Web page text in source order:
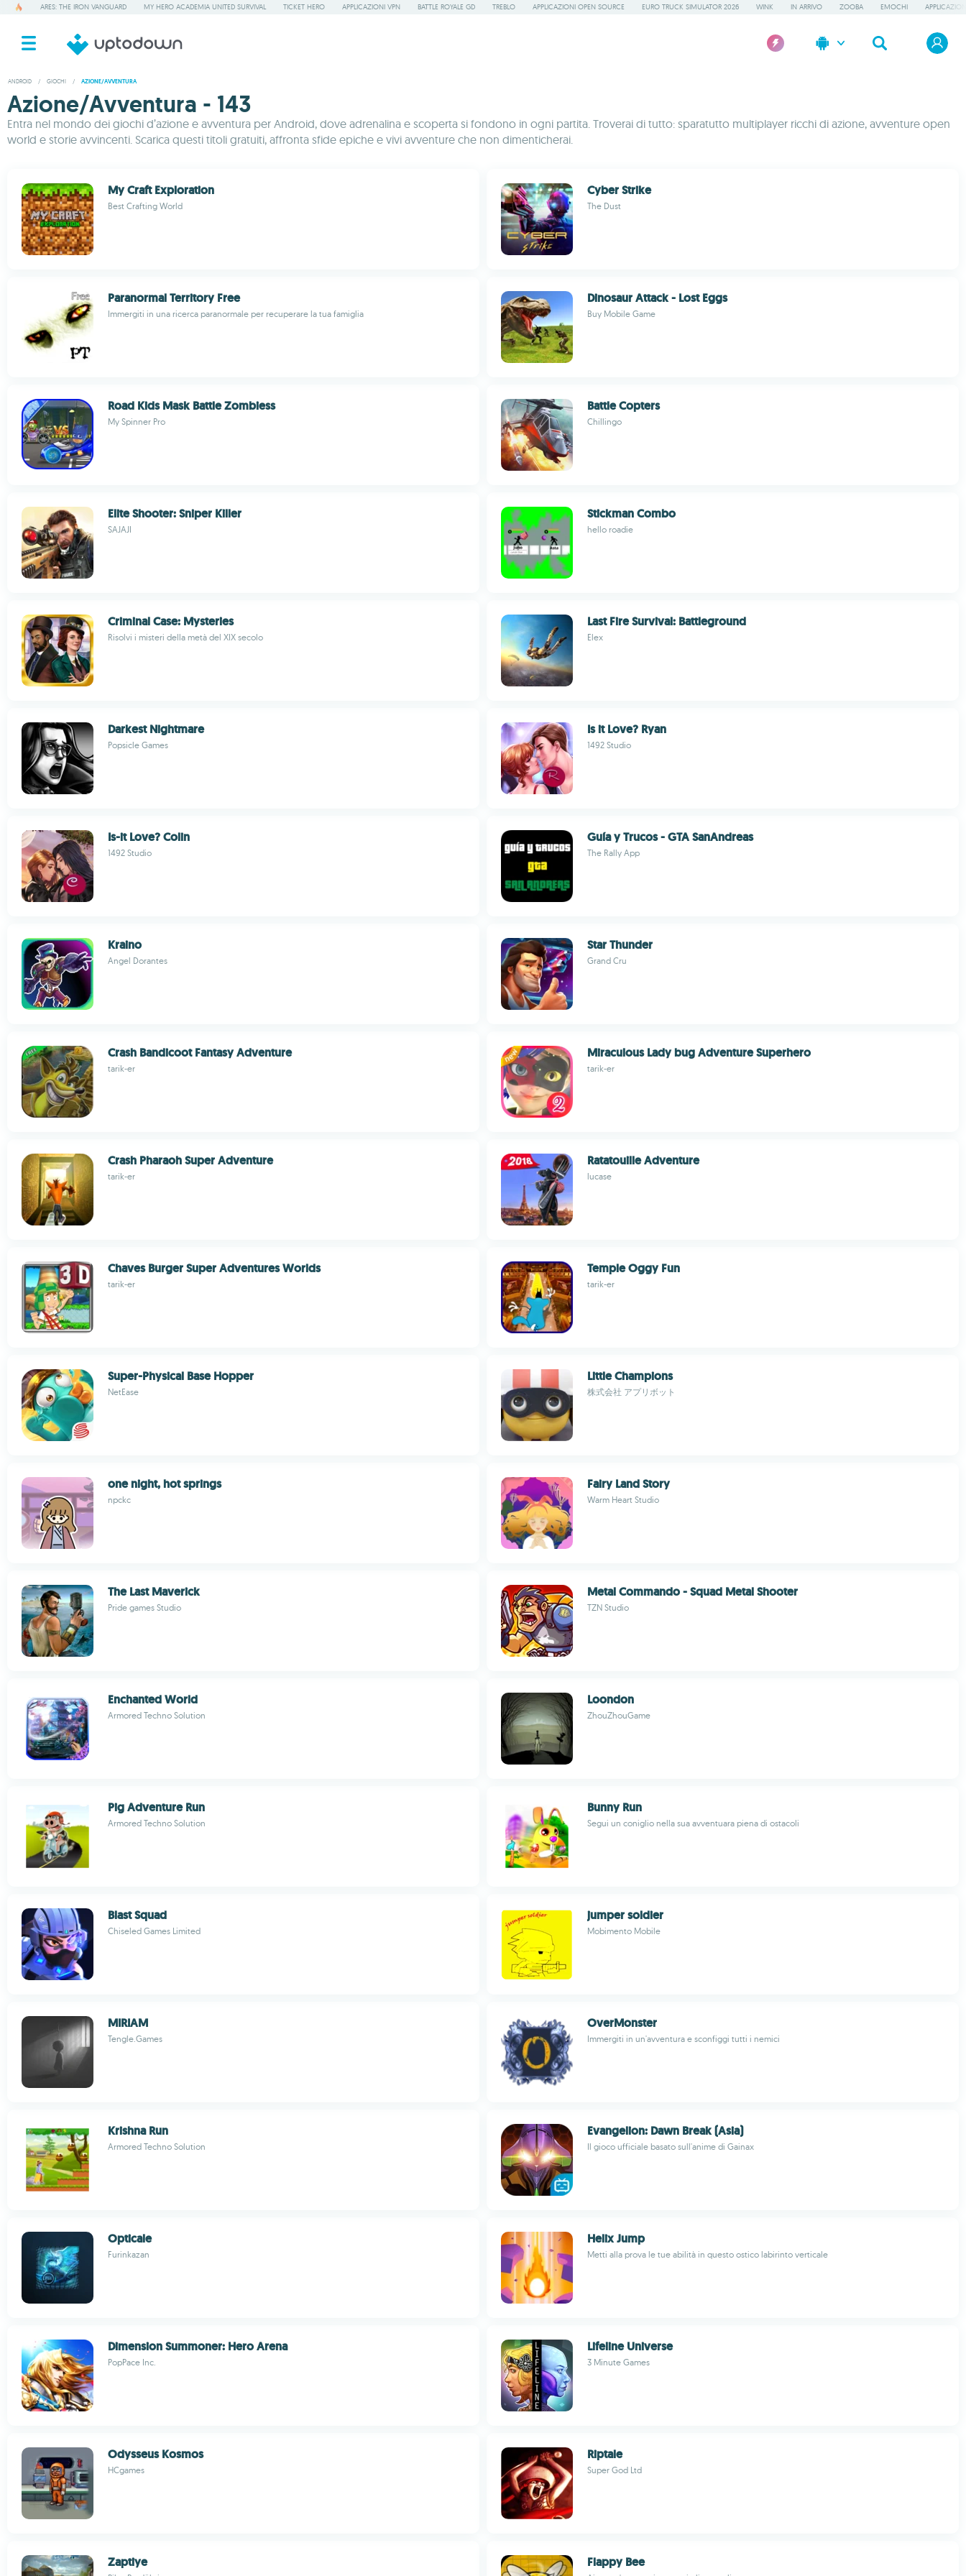
ARES: THE IRON VANGUARD MY HERO ACADEMIA UNITED SURVIVAL TICKET HERO APPLICAZIONI VPN BATTLE ROYALE GD TREBLO APPLICAZIONI OPEN SOURCE EURO TRUCK SIMULATOR 2026 WINK IN ARRIVO ZOOBA EMOCHI
ANDROID / GIOCHI / AZIONE/AVVENTURA
Azione/Avventura - 143
Entra nel mondo dei giochi d’azione e avventura per Android, dove adrenalina e scoperta si fondono in ogni partita. Troverai di tutto: sparatutto multiplayer ricchi di azione, avventure open
world e storie avvincenti. Scarica questi titoli gratuiti, affronta sfide epiche e vivi avventure che non dimenticherai.
My Craft Exploration
Best Crafting World
Cyber Strike
The Dust
Paranormal Territory Free
Immergiti in una ricerca paranormale per recuperare la tua famiglia
Dinosaur Attack - Lost Eggs
Buy Mobile Game
Road Kids Mask Battle Zombiess
My Spinner Pro
Battle Copters
Chillingo
Elite Shooter: Sniper Killer
SAJAJI
Stickman Combo
hello roadie
Criminal Case: Mysteries
Risolvi i misteri della metà del XIX secolo
Last Fire Survival: Battleground
Elex
Darkest Nightmare
Popsicle Games
Is it Love? Ryan
1492 Studio
Is-it Love? Colin
1492 Studio
Guía y Trucos - GTA SanAndreas
The Rally App
Kraino
Angel Dorantes
Star Thunder
Grand Cru
Crash Bandicoot Fantasy Adventure
tarik-er
Miraculous Lady bug Adventure Superhero
tarik-er
Crash Pharaoh Super Adventure
tarik-er
Ratatouille Adventure
lucase
Chaves Burger Super Adventures Worlds
tarik-er
Temple Oggy Fun
tarik-er
Super-Physical Base Hopper
NetEase
Little Champions
株式会社 アプリボット
one night, hot springs
npckc
Fairy Land Story
Warm Heart Studio
The Last Maverick
Pride games Studio
Metal Commando - Squad Metal Shooter
TZN Studio
Enchanted World
Armored Techno Solution
Loondon
ZhouZhouGame
Pig Adventure Run
Armored Techno Solution
Bunny Run
Segui un coniglio nella sua avventuara piena di ostacoli
Blast Squad
Chiseled Games Limited
jumper soldier
Mobimento Mobile
MIRIAM
Tengle.Games
OverMonster
Immergiti in un'avventura e sconfiggi tutti i nemici
Krishna Run
Armored Techno Solution
Evangelion: Dawn Break (Asia)
Il gioco ufficiale basato sull'anime di Gainax
Opticale
Furinkazan
Helix Jump
Metti alla prova le tue abilità in questo ostico labirinto verticale
Dimension Summoner: Hero Arena
PopPace Inc.
Lifeline Universe
3 Minute Games
Odysseus Kosmos
HCgames
Riptale
Super God Ltd
Zaptiye Flappy Bee